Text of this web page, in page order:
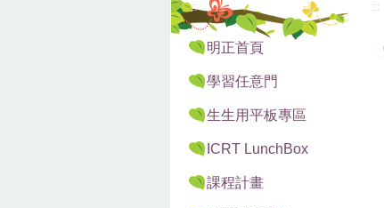
:::
明正首頁
學習任意門
生生用平板專區
ICRT LunchBox
課程計畫
:::